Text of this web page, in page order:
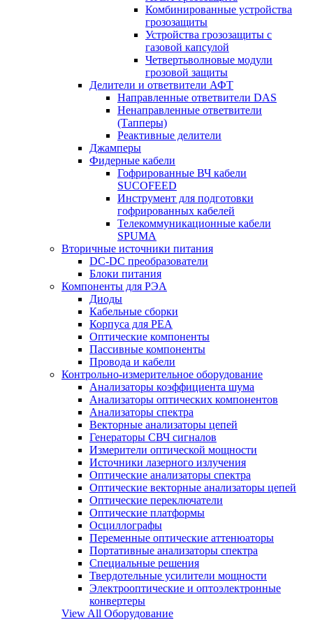
Комбинированные устройства
грозозащиты
Устройства грозозащиты с
газовой капсулой
Четвертьволновые модули
грозовой защиты
Делители и ответвители АФТ
Направленные ответвители DAS
Ненаправленные ответвители
(Тапперы)
Реактивные делители
Джамперы
Фидерные кабели
Гофрированные ВЧ кабели
SUCOFEED
Инструмент для подготовки
гофрированных кабелей
Телекоммуникационные кабели
SPUMA
Вторичные источники питания
DC-DC преобразователи
Блоки питания
Компоненты для РЭА
Диоды
Кабельные сборки
Корпуса для РЕА
Оптические компоненты
Пассивные компоненты
Провода и кабели
Контрольно-измерительное оборудование
Анализаторы коэффициента шума
Анализаторы оптических компонентов
Анализаторы спектра
Векторные анализаторы цепей
Генераторы СВЧ сигналов
Измерители оптической мощности
Источники лазерного излучения
Оптические анализаторы спектра
Оптические векторные анализаторы цепей
Оптические переключатели
Оптические платформы
Осциллографы
Переменные оптические аттенюаторы
Портативные анализаторы спектра
Специальные решения
Твердотельные усилители мощности
Электрооптические и оптоэлектронные
конвертеры
View All Оборудование